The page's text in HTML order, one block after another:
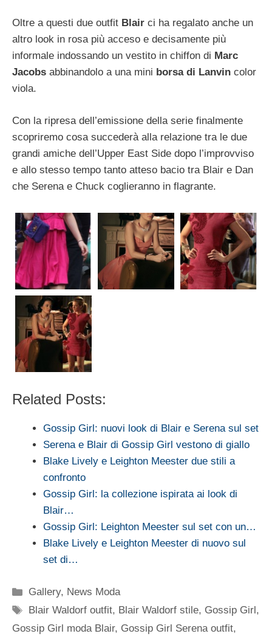
Oltre a questi due outfit Blair ci ha regalato anche un
altro look in rosa più acceso e decisamente più
informale indossando un vestito in chiffon di Marc
Jacobs abbinandolo a una mini borsa di Lanvin color
viola.
Con la ripresa dell’emissione della serie finalmente
scopriremo cosa succederà alla relazione tra le due
grandi amiche dell’Upper East Side dopo l’improvviso
e allo stesso tempo tanto atteso bacio tra Blair e Dan
che Serena e Chuck coglieranno in flagrante.
Related Posts:
Gossip Girl: nuovi look di Blair e Serena sul set
Serena e Blair di Gossip Girl vestono di giallo
Blake Lively e Leighton Meester due stili a
confronto
Gossip Girl: la collezione ispirata ai look di
Blair…
Gossip Girl: Leighton Meester sul set con un…
Blake Lively e Leighton Meester di nuovo sul
set di…
Categorie
Gallery, News Moda
Tag
Blair Waldorf outfit, Blair Waldorf stile, Gossip Girl ,
Gossip Girl moda Blair, Gossip Girl Serena outfit,